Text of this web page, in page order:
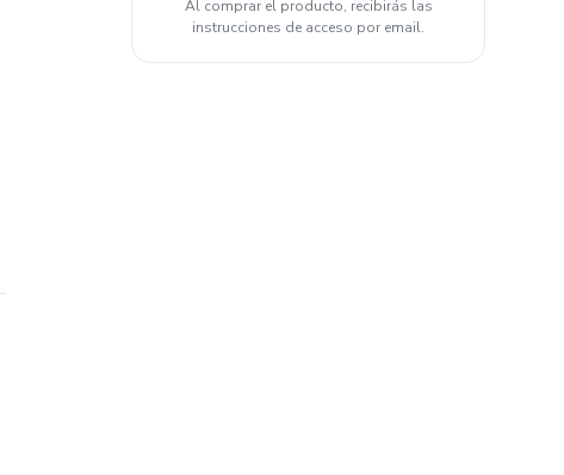
Al comprar el producto, recibirás las
instrucciones de acceso por email.